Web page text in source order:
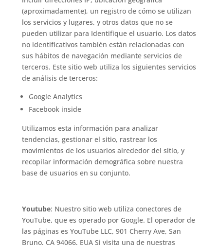
(aproximadamente), un registro de cómo se utilizan
los servicios y lugares, y otros datos que no se
pueden utilizar para Identifique el usuario. Los datos
no identificativos también están relacionadas con
sus hábitos de navegación mediante servicios de
terceros. Este sitio web utiliza los siguientes servicios
de análisis de terceros:
Google Analytics
Facebook inside
Utilizamos esta información para analizar
tendencias, gestionar el sitio, rastrear los
movimientos de los usuarios alrededor del sitio, y
recopilar información demográfica sobre nuestra
base de usuarios en su conjunto.
Youtube: Nuestro sitio web utiliza conectores de
YouTube, que es operado por Google. El operador de
las páginas es YouTube LLC, 901 Cherry Ave, San
Bruno, CA 94066, EUA Si visita una de nuestras